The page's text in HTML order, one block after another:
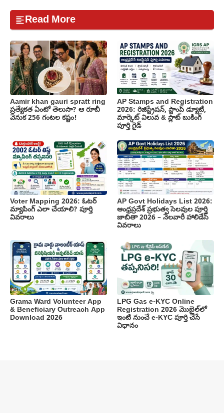
Read More
Aamir khan gauri spratt ring
ప్రత్యేకత ఏంటో తెలుసా? ఆ రూబీ
వెనుక 256 గంటల కష్టం!
AP Stamps and Registration
2026: రిజిస్ట్రేషన్, స్టాంప్ డ్యూటీ,
మార్కెట్ విలువ & స్లాట్ బుకింగ్
పూర్తి గైడ్
Voter Mapping 2026: ఓటర్
మ్యాపింగ్ ఎలా చేయాలి? పూర్తి
వివరాలు
AP Govt Holidays List 2026:
ఆంధ్రప్రదేశ్ ప్రభుత్వ సెలవుల పూర్తి
జాబితా 2026 – నెలవారీ హాలిడేస్
వివరాలు
Grama Ward Volunteer App
& Beneficiary Outreach App
Download 2026
LPG Gas e-KYC Online
Registration 2026 మొబైల్‌లో
ఇంటి నుంచే e-KYC పూర్తి చేసే
విధానం